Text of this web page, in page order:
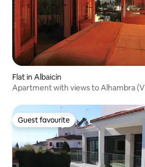
Flat in Albaicín
Apartment with views to Alhambra
Guest favourite
Guest favourite